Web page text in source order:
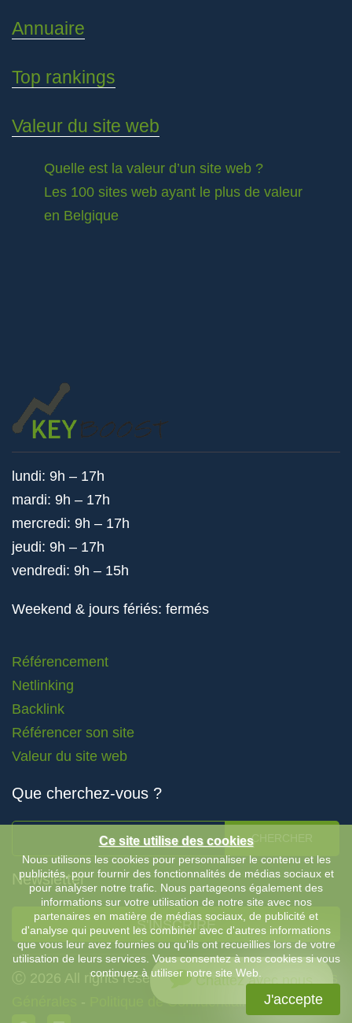
Annuaire
Top rankings
Valeur du site web
Quelle est la valeur d’un site web ?
Les 100 sites web ayant le plus de valeur
en Belgique
lundi: 9h – 17h
mardi: 9h – 17h
mercredi: 9h – 17h
jeudi: 9h – 17h
vendredi: 9h – 15h
Weekend & jours fériés: fermés
Référencement
Netlinking
Backlink
Référencer son site
Valeur du site web
Que cherchez-vous ?
CHERCHER
Newsletter
S'INSCRIRE
Ⓒ 2026 All rights reserved by Keyboost |
Conditions
- Politique de Confidentialité
Chattez avec nous
Ce site utilise des cookies
Nous utilisons les cookies pour personnaliser le contenu et les
publicités, pour fournir des fonctionnalités de médias sociaux et
pour analyser notre trafic. Nous partageons également des
informations sur votre utilisation de notre site avec nos
partenaires en matière de médias sociaux, de publicité et
d'analyse qui peuvent les combiner avec d'autres informations
que vous leur avez fournies ou qu'ils ont recueillies lors de votre
utilisation de leurs services. Vous consentez à nos cookies si vous
continuez à utiliser notre site Web.
J'accepte